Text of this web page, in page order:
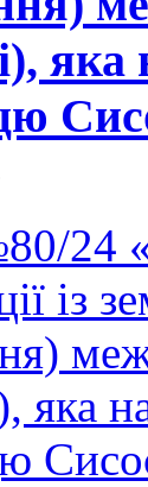
24
із
яка